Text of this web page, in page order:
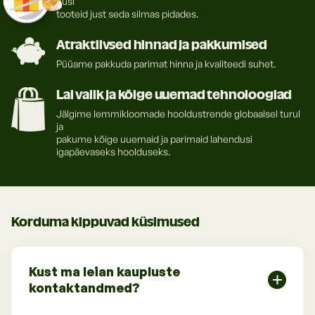
tooteid just seda silmas pidades.
Atraktiivsed hinnad ja pakkumised
Püüame pakkuda parimat hinna ja kvaliteedi suhet.
Lai valik ja kõige uuemad tehnoloogiad
Jälgime lemmikloomade hooldustrende globaalsel turul
ja
pakume kõige uuemaid ja parimaid lahendusi
igapäevaseks hoolduseks.
Korduma kippuvad küsimused
Kust ma leian kaupluste
kontaktandmed?